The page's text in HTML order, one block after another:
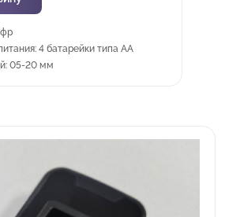
4 батарейки типа АА
05-20 мм